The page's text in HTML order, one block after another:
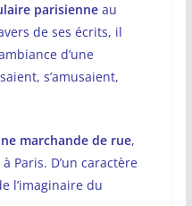
parisienneau
de ses écrits, il
d’une
s’amusaient,
marchande de rue,
Paris. D’un caractère
l’imaginaire du